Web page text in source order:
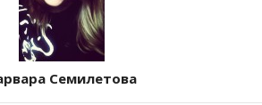
Семилетова